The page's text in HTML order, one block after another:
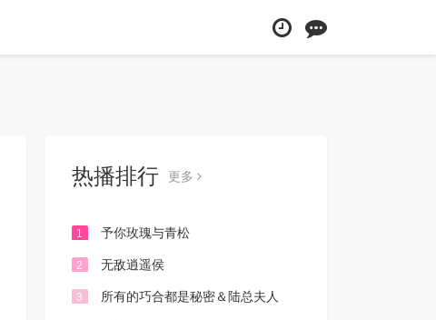
热播排行 更多
1 予你玫瑰与青松
2 无敌逍遥侯
3 所有的巧合都是秘密＆陆总夫人